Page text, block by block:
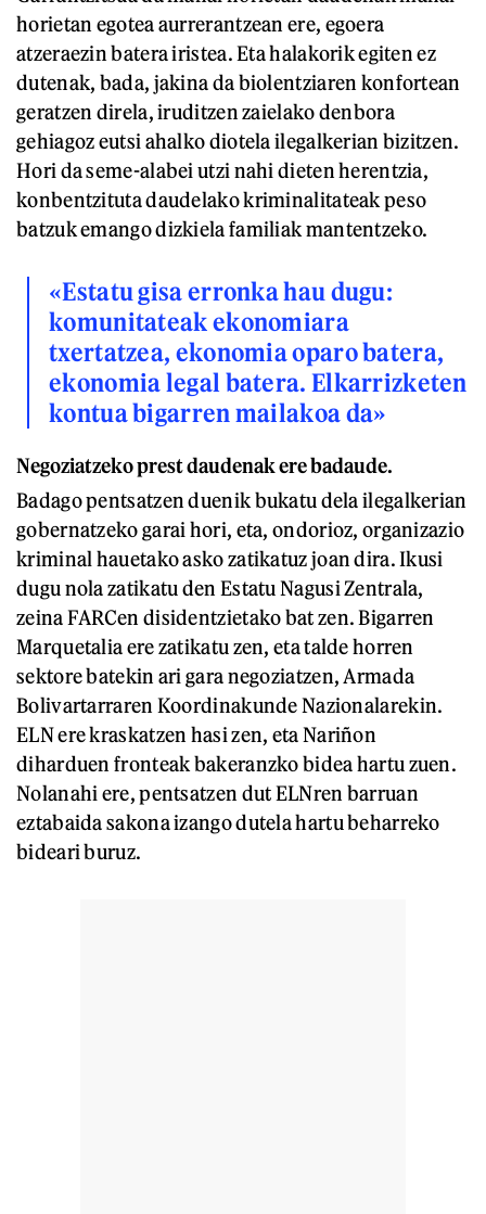
horietan egotea aurrerantzean ere, egoera
atzeraezin batera iristea. Eta halakorik egiten ez
dutenak, bada, jakina da biolentziaren konfortean
geratzen direla, iruditzen zaielako denbora
gehiagoz eutsi ahalko diotela ilegalkerian bizitzen.
Hori da seme-alabei utzi nahi dieten herentzia,
konbentzituta daudelako kriminalitateak peso
batzuk emango dizkiela familiak mantentzeko.
«Estatu gisa erronka hau dugu:
komunitateak ekonomiara
txertatzea, ekonomia oparo batera,
ekonomia legal batera. Elkarrizketen
kontua bigarren mailakoa da»
Negoziatzeko prest daudenak ere badaude.
Badago pentsatzen duenik bukatu dela ilegalkerian
gobernatzeko garai hori, eta, ondorioz, organizazio
kriminal hauetako asko zatikatuz joan dira. Ikusi
dugu nola zatikatu den Estatu Nagusi Zentrala,
zeina FARCen disidentzietako bat zen. Bigarren
Marquetalia ere zatikatu zen, eta talde horren
sektore batekin ari gara negoziatzen, Armada
Bolivartarraren Koordinakunde Nazionalarekin.
ELN ere kraskatzen hasi zen, eta Nariñon
diharduen fronteak bakeranzko bidea hartu zuen.
Nolanahi ere, pentsatzen dut ELNren barruan
eztabaida sakona izango dutela hartu beharreko
bideari buruz.